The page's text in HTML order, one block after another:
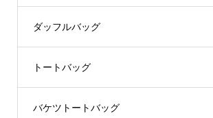
ダッフルバッグ
トートバッグ
バケツトートバッグ